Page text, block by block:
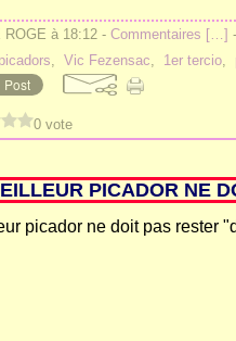
ROGE à 18:12 - Commentaires […]
picadors, Vic Fezensac, 1er tercio,
0 vote
PICADOR NE